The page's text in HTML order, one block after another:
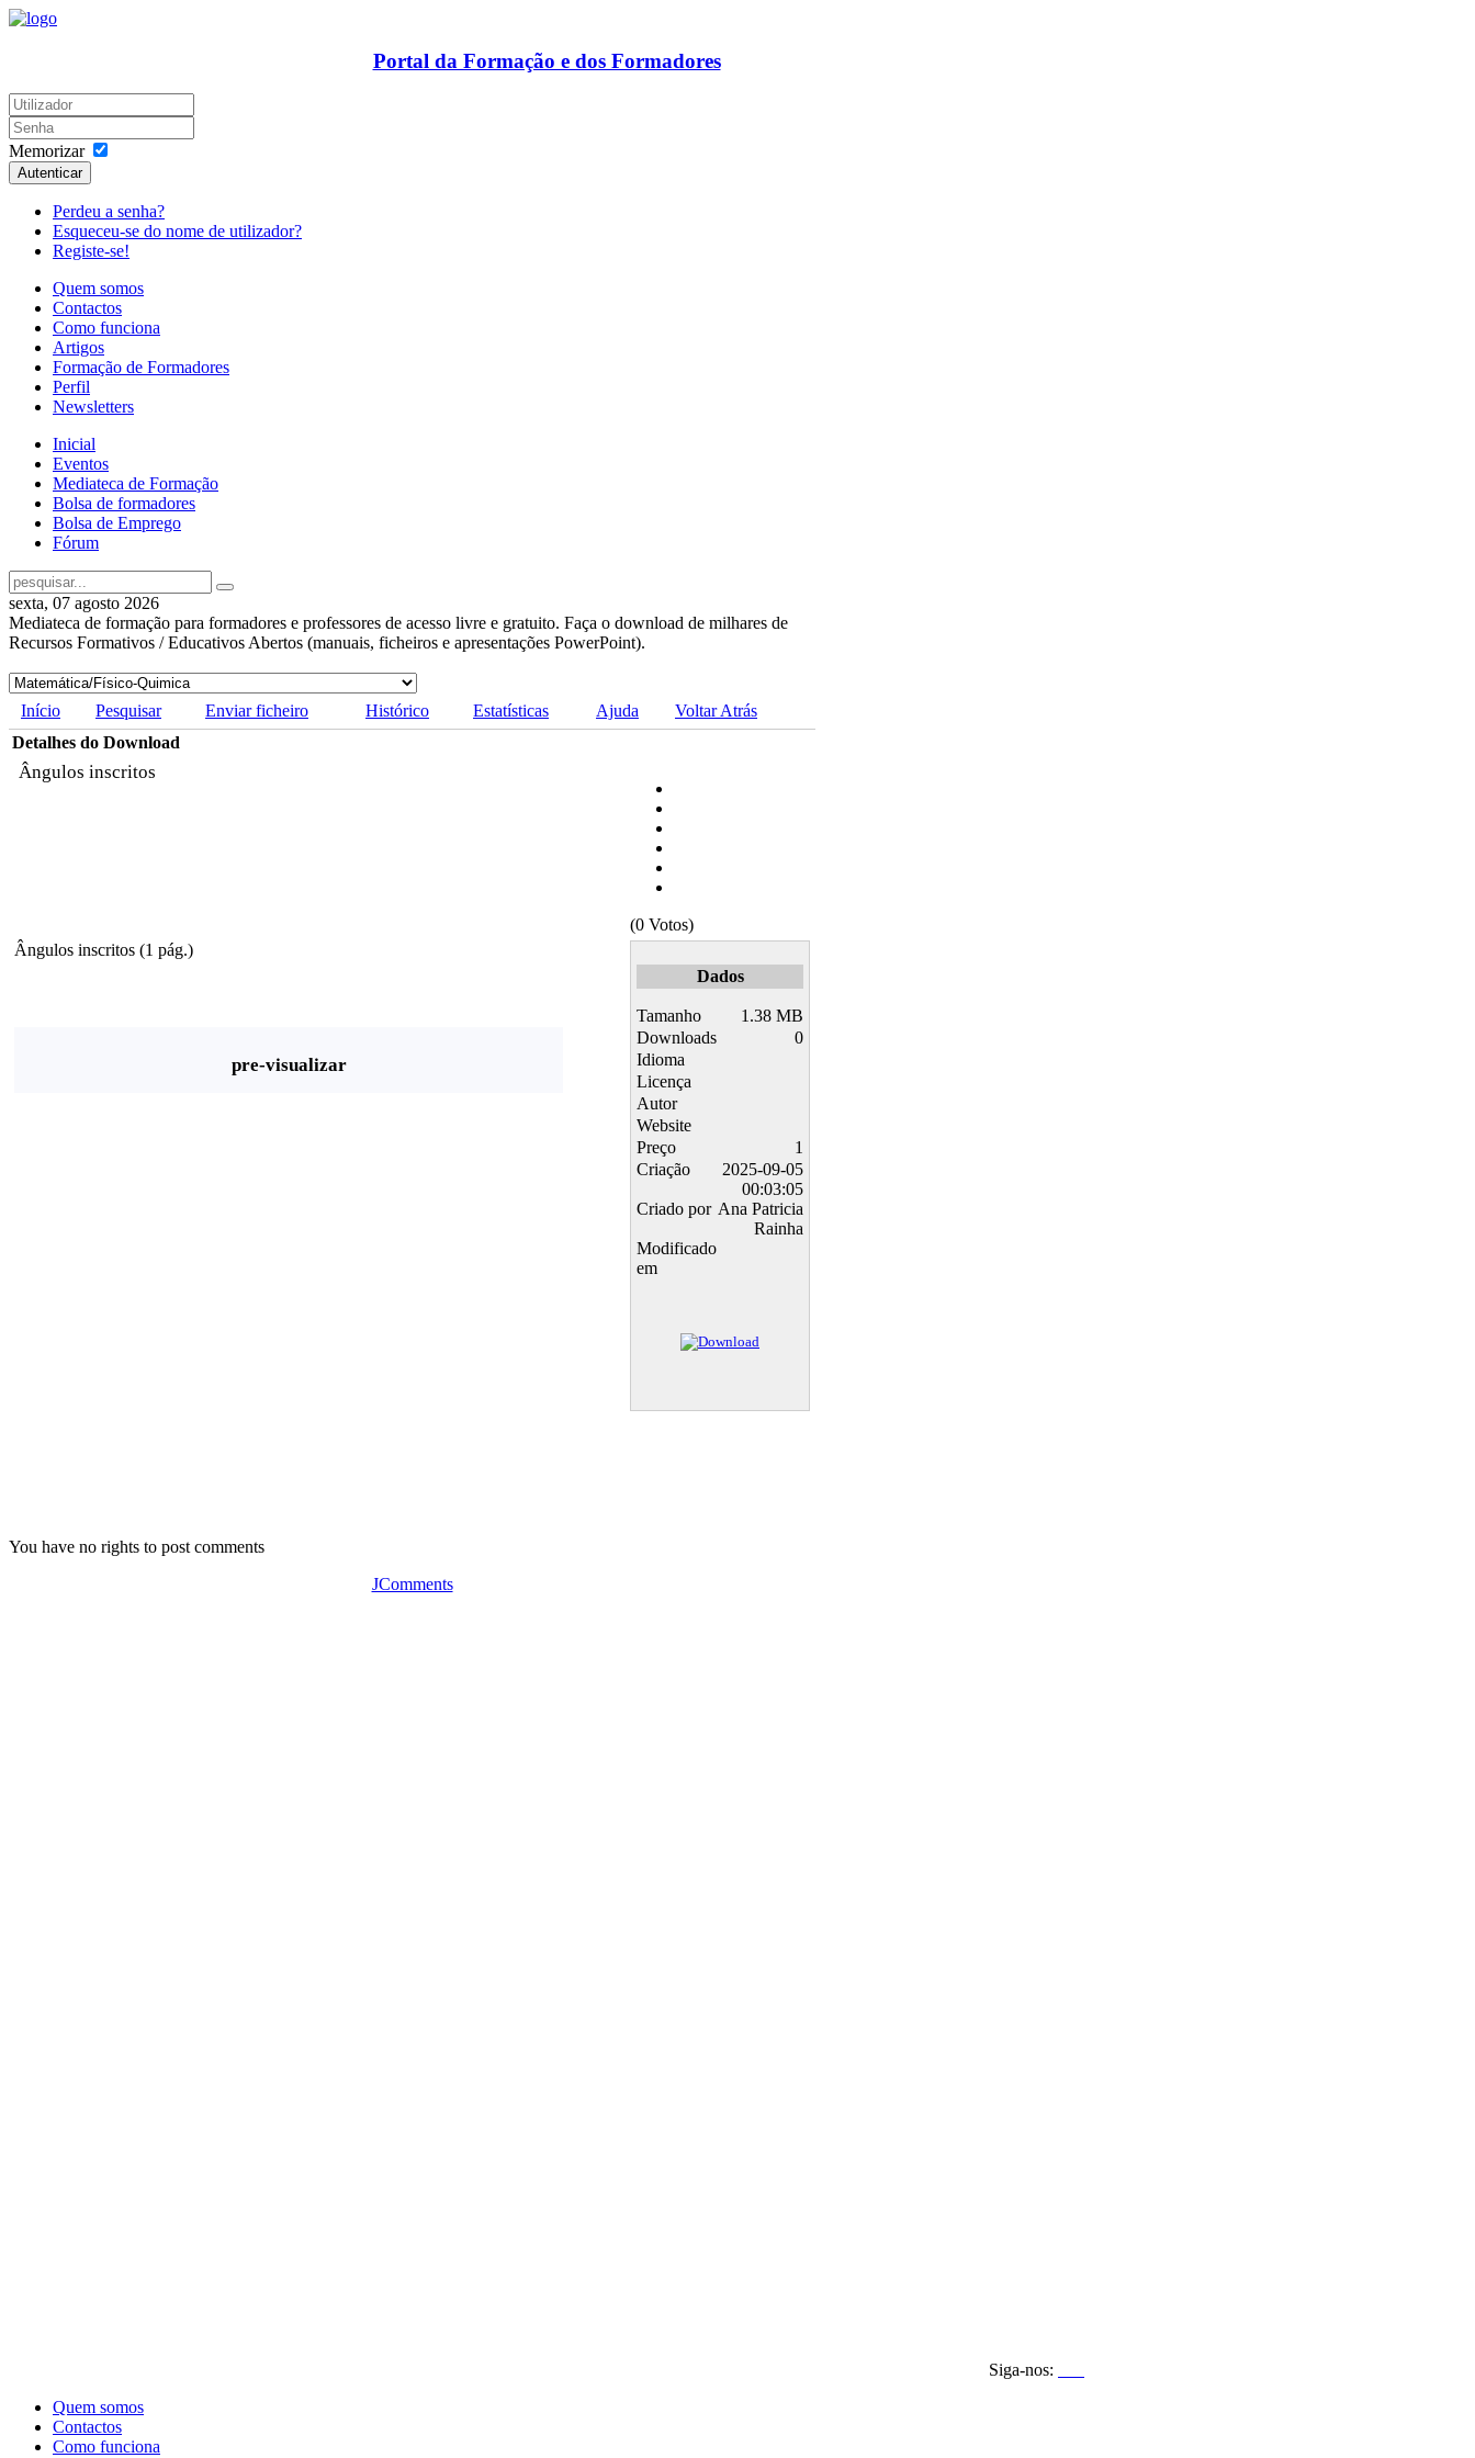
Portal da Formação e dos Formadores
Memorizar
Autenticar
Perdeu a senha?
Esqueceu-se do nome de utilizador?
Registe-se!
Quem somos
Contactos
Como funciona
Artigos
Formação de Formadores
Perfil
Newsletters
Inicial
Eventos
Mediateca de Formação
Bolsa de formadores
Bolsa de Emprego
Fórum
sexta, 07 agosto 2026
Mediateca de formação para formadores e professores de acesso livre e gratuito. Faça o download de milhares de
Recursos Formativos / Educativos Abertos (manuais, ficheiros e apresentações PowerPoint).
Início Pesquisar Enviar ficheiro Histórico Estatísticas Ajuda
Voltar Atrás
Detalhes do Download
Ângulos inscritos
(0 Votos)
Ângulos inscritos (1 pág.)
pre-visualizar
Dados
Tamanho
1.38 MB
Downloads
0
Idioma
Licença
Autor
Website
Preço
1
Criação
2025-09-05
00:03:05
Criado por Ana Patricia
Rainha
Modificado
em
You have no rights to post comments
JComments
Siga-nos:
Quem somos
Contactos
Como funciona